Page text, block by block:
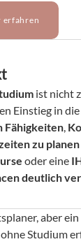
erfahren
ist nicht
Einstieg in
Fähigkeiten,
zu planen
oder eine
deutlich
aber
Studium